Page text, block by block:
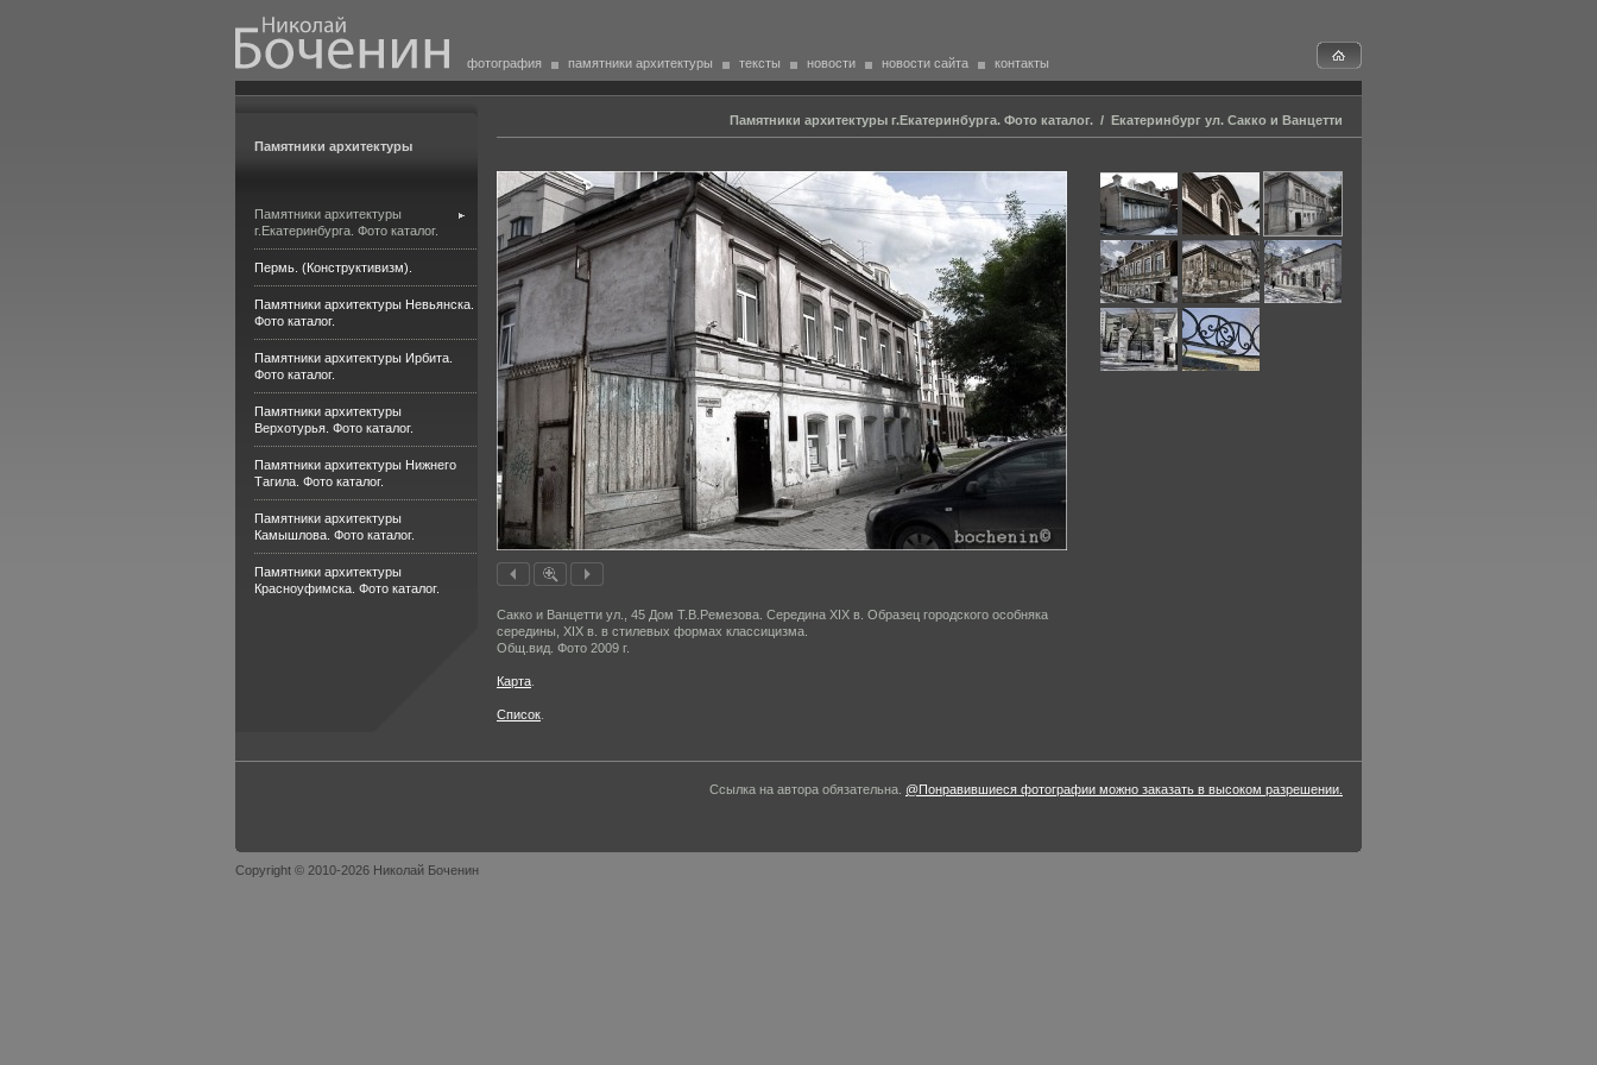
фотография памятники архитектуры тексты новости новости сайта контакты
Памятники архитектуры
Памятники архитектуры
г.Екатеринбурга. Фото каталог.
Пермь. (Конструктивизм).
Памятники архитектуры Невьянска.
Фото каталог.
Памятники архитектуры Ирбита.
Фото каталог.
Памятники архитектуры
Верхотурья. Фото каталог.
Памятники архитектуры Нижнего
Тагила. Фото каталог.
Памятники архитектуры
Камышлова. Фото каталог.
Памятники архитектуры
Красноуфимска. Фото каталог.
Памятники архитектуры г.Екатеринбурга. Фото каталог. / Екатеринбург ул. Сакко и Ванцетти
Сакко и Ванцетти ул., 45 Дом Т.В.Ремезова. Середина XIX в. Образец городского особняка
середины, XIX в. в стилевых формах классицизма.
Общ.вид. Фото 2009 г.
Карта
Список
Ссылка на автора обязательна. @Понравившиеся фотографии можно заказать в высоком разрешении.
Copyright © 2010-2026 Николай Боченин